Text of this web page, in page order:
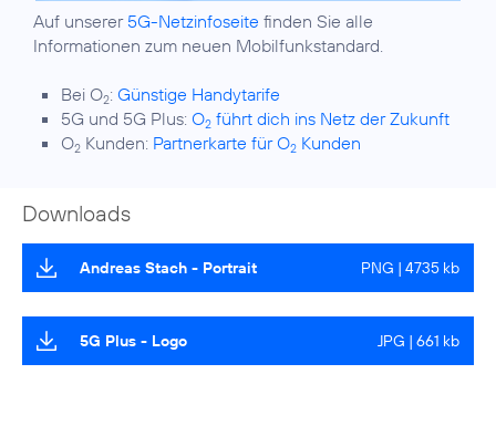
Auf unserer 5G-Netzinfoseite finden Sie alle
Informationen zum neuen Mobilfunkstandard.
Bei O2: Günstige Handytarife
5G und 5G Plus: O2 führt dich ins Netz der Zukunft
O2 Kunden: Partnerkarte für O2 Kunden
Downloads
Andreas Stach - Portrait PNG | 4735 kb
5G Plus - Logo JPG | 661 kb